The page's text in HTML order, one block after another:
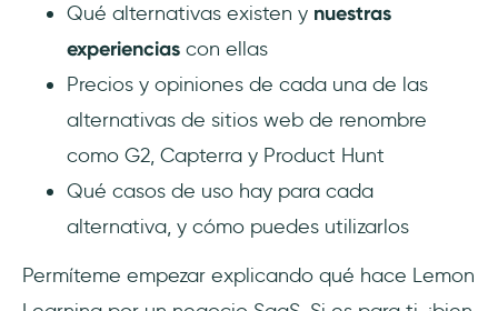
¿Quién debe utilizar Lemon Learning?
¿Cuánto cuesta Lemon Learning?
¿Cuáles son las principales alternativas a
Lemon Learning?
Qué alternativas existen y nuestras
experiencias con ellas
Precios y opiniones de cada una de las
alternativas de sitios web de renombre
como G2, Capterra y Product Hunt
Qué casos de uso hay para cada
alternativa, y cómo puedes utilizarlos
Permíteme empezar explicando qué hace Lemon